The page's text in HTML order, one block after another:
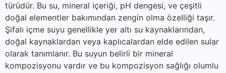
türüdür. Bu su, mineral içeriği, pH dengesi, ve çeşitli
doğal elementler bakımından zengin olma özelliği taşır.
Şifalı içme suyu genellikle yer altı su kaynaklarından,
doğal kaynaklardan veya kaplıcalardan elde edilen sular
olarak tanımlanır. Bu suyun belirli bir mineral
kompozisyonu vardır ve bu kompozisyon sağlığı olumlu